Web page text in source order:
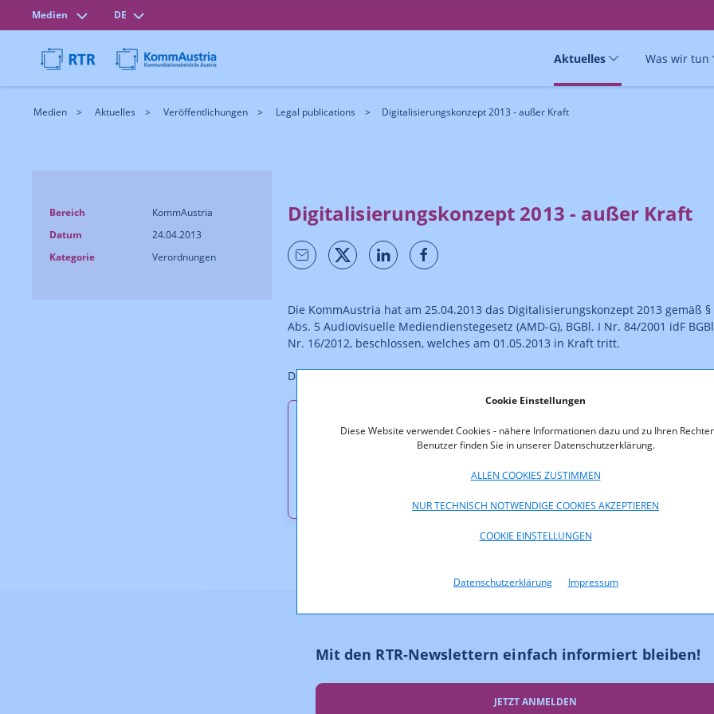
Cookie Einstellungen
Diese Website verwendet Cookies - nähere Informationen dazu und zu Ihren
Benutzer finden Sie in unserer Datenschutzerklärung.
ALLEN COOKIES ZUSTIMMEN
NUR TECHNISCH NOTWENDIGE COOKIES AKZEPTIEREN
COOKIE EINSTELLUNGEN
Datenschutzerklärung Impressum
Medien DE
Aktuelles Was wir tun
Medien Aktuelles Veröffentlichungen Legal publications Digitalisierungskonzept 2013 - außer Kraft
Bereich
KommAustria
Datum
24.04.2013
Kategorie
Verordnungen
Digitalisierungskonzept 2013 - außer Kraft
Die KommAustria hat am 25.04.2013 das Digitalisierungskonzept 2013 gemäß §
Abs. 5 Audiovisuelle Mediendienstegesetz (AMD-G), BGBl. I Nr. 84/2001 idF
Nr. 16/2012, beschlossen, welches am 01.05.2013 in Kraft tritt.
Das Digitalisierungskonzept 2013 steht hier zum Download bereit
Downloads
Mit den RTR-Newslettern einfach informiert bleiben!
JETZT ANMELDEN